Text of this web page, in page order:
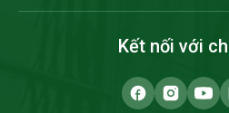
Kết nối với